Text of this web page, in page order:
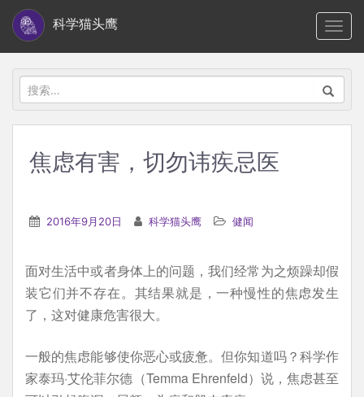
i
科学猫头鹰
搜
索：
焦虑有害，切勿讳疾忌医
2016年9月20日 科学猫头鹰 健闻
面对生活中或者身体上的问题，我们经常为之烦躁却假
装它们并不存在。其结果就是，一种慢性的焦虑发生
了，这对健康危害很大。
一般的焦虑能够使你恶心或疲惫。但你知道吗？科学作
家泰玛·艾伦菲尔德（Temma Ehrenfeld）说，焦虑甚至